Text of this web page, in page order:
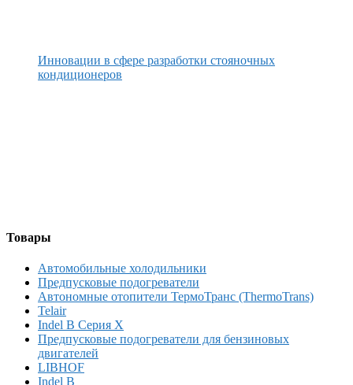
Инновации в сфере разработки стояночных
кондиционеров
Товары
Автомобильные холодильники
Предпусковые подогреватели
Автономные отопители ТермоТранс (ThermoTrans)
Telair
Indel B Серия X
Предпусковые подогреватели для бензиновых
двигателей
LIBHOF
Indel B